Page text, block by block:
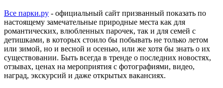
Все парки.ру - официальный сайт призванный показать по
настоящему замечательные природные места как для
романтических, влюбленных парочек, так и для семей с
детишками, в которых стоило бы побывать не только летом
или зимой, но и весной и осенью, или же хотя бы знать о их
существовании. Быть всегда в тренде о последних новостях,
отзывах, ценах на мероприятия с фотографиями, видео,
наград, экскурсий и даже открытых вакансиях.